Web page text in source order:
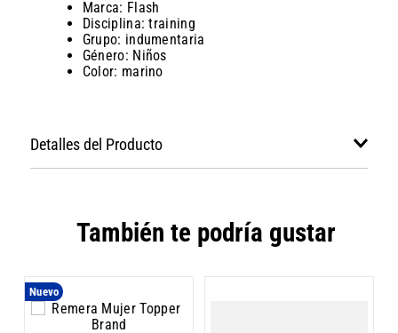
Marca: Flash
Disciplina: training
Grupo: indumentaria
Género: Niños
Color: marino
Detalles del Producto
También te podría gustar
Nuevo